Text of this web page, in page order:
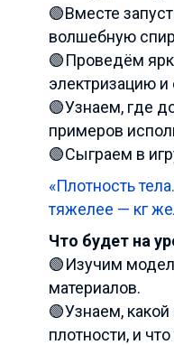
🟢Вместе
волшебную
🟢Проведём
электризацию
🟢Узнаем, где
примеров
🟢Сыграем в
«Плотность
тяжелее — кг
Что будет на
🟢Изучим
материалов.
🟢Узнаем,
плотности, и